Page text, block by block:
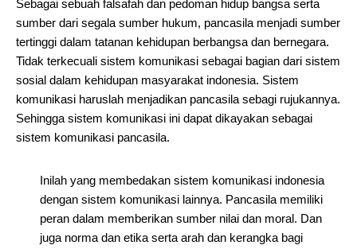
Sebagai sebuah falsafah dan pedoman hidup bangsa serta
sumber dari segala sumber hukum, pancasila menjadi sumber
tertinggi dalam tatanan kehidupan berbangsa dan bernegara.
Tidak terkecuali sistem komunikasi sebagai bagian dari sistem
sosial dalam kehidupan masyarakat indonesia. Sistem
komunikasi haruslah menjadikan pancasila sebagi rujukannya.
Sehingga sistem komunikasi ini dapat dikayakan sebagai
sistem komunikasi pancasila.
Inilah yang membedakan sistem komunikasi indonesia
dengan sistem komunikasi lainnya. Pancasila memiliki
peran dalam memberikan sumber nilai dan moral. Dan
juga norma dan etika serta arah dan kerangka bagi